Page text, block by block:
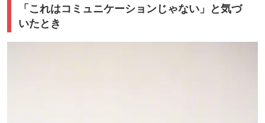
「これはコミュニケーションじゃない」と気づ
いたとき